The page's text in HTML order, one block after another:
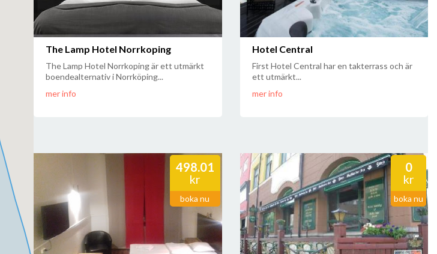
The Lamp Hotel Norrkoping
The Lamp Hotel Norrkoping är ett utmärkt
boendealternativ i Norrköping...
mer info
Hotel Central
First Hotel Central har en takterrass och är
ett utmärkt...
mer info
498.01
kr
boka nu
0
kr
boka nu